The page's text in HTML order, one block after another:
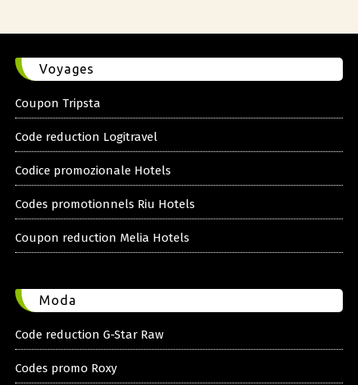
Voyages
Coupon Tripsta
Code reduction Logitravel
Codice promozionale Hotels
Codes promotionnels Riu Hotels
Coupon reduction Melia Hotels
Moda
Code reduction G-Star Raw
Codes promo Roxy